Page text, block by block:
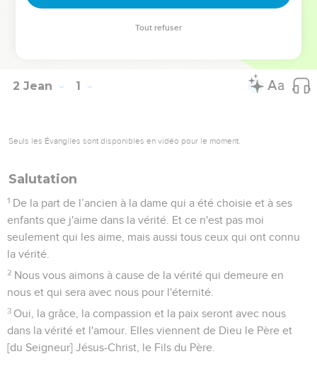
2 Jean 1
Seuls les Évangiles sont disponibles en vidéo pour le moment.
Salutation
1 De la part de l’ancien à la dame qui a été choisie et à ses
enfants que j'aime dans la vérité. Et ce n'est pas moi
seulement qui les aime, mais aussi tous ceux qui ont connu
la vérité.
2 Nous vous aimons à cause de la vérité qui demeure en
nous et qui sera avec nous pour l'éternité.
3 Oui, la grâce, la compassion et la paix seront avec nous
dans la vérité et l'amour. Elles viennent de Dieu le Père et
[du Seigneur] Jésus-Christ, le Fils du Père.
Tout refuser